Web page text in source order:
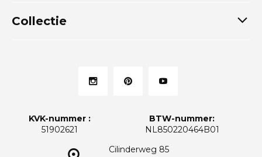
Collectie
Cilinderweg 85
KVK-nummer :
51902621
BTW-nummer:
NL850220464B01